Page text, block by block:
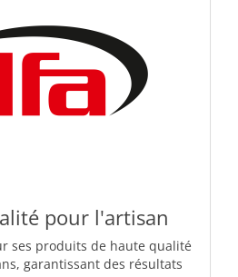
pour l'artisan
ses produits de haute qualité
garantissant des résultats